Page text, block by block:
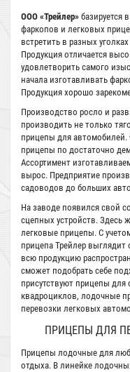
ООО «Трейлер» базируется
фаркопов и легковых
встретить в разных
Продукция отличается
удовлетворить самого
начала изготавливать
Продукция хорошо
Производство росло и
производить не только
прицепы для автомобилей.
прицепы по достаточно
Ассортимент
вырос. Предприятие
садоводов до больших
На заводе появился свой
сцепных устройств. Здесь
легковые прицепы. С
прицепа Трейлер
всю продукцию
сможет подобрать себе
присутствуют прицепы
квадроциклов, лодочные
перевозки легковых
ПРИЦЕПЫ ДЛЯ
Прицепы лодочные для
отдыха. В линейке